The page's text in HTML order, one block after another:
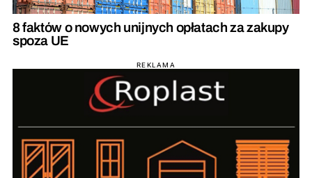
8 faktów o nowych unijnych opłatach za zakupy
spoza UE
REKLAMA